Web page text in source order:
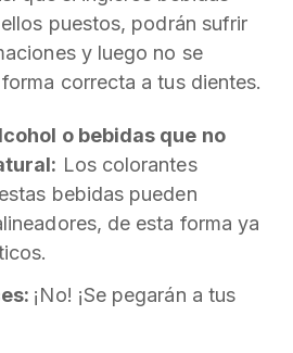
puestos, podrán sufrir
y luego no se
correcta a tus dientes.
o bebidas que no
Los colorantes
bebidas pueden
de esta forma ya
¡No! ¡Se pegarán a tus